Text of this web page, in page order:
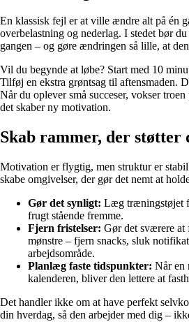
En klassisk fejl er at ville ændre alt på én
overbelastning og nederlag. I stedet bør
gangen – og gøre ændringen så lille, at
Vil du begynde at løbe? Start med 10
Tilføj en ekstra grøntsag til aftensmaden.
Når du oplever små succeser, vokser
det skaber ny motivation.
Skab rammer, der støtter
Motivation er flygtig, men struktur er
skabe omgivelser, der gør det nemt at
Gør det synligt: Læg træningstøjet
frugt stående fremme.
Fjern fristelser: Gør det sværere at
mønstre – fjern snacks, sluk
arbejdsområde.
Planlæg faste tidspunkter: Når en
kalenderen, bliver den lettere at
Det handler ikke om at have perfekt
din hverdag, så den arbejder med dig –